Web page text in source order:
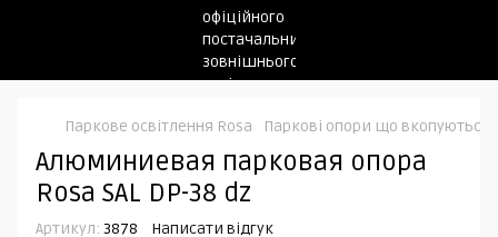
Паркове освітлення Rosa Паркові опори що вкопуються
Алюминиевая парковая опора
Rosa SAL DP-38 dz
Артикул: 3878 Написати відгук